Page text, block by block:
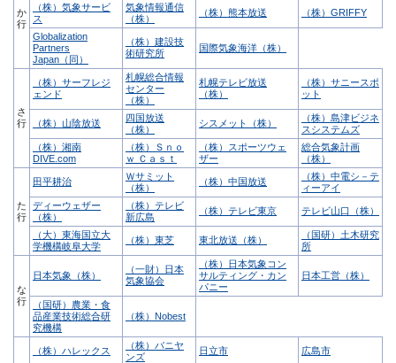
か
行
（株）気象サービ
ス
気象情報通信
（株）
（株）熊本放送 （株）GRIFFY
Globalization
Partners
Japan（同）
（株）建設技
術研究所
国際気象海洋（株）
さ
行
（株）サーフレジ
ェンド
札幌総合情報
センター
（株）
札幌テレビ放送
（株）
（株）サニースポ
ット
（株）山陰放送
四国放送
（株）
シスメット（株）
（株）島津ビジネ
スシステムズ
（株）湘南
DIVE.com
（株）Ｓｎｏ
ｗ Ｃａｓｔ
（株）スポーツウェ
ザー
総合気象計画
（株）
た
行
田平耕治
Ｗサミット
（株）
（株）中国放送
（株）中電シ－テ
ィーアイ
ディーウェザー
（株）
（株）テレビ
新広島
（株）テレビ東京 テレビ山口（株）
（大）東海国立大
学機構岐阜大学
（株）東芝 東北放送（株）
（国研）土木研究
所
な
行
日本気象（株）
（一財）日本
気象協会
（株）日本気象コン
サルティング・カン
パニー
日本工営（株）
（国研）農業・食
品産業技術総合研
究機構
（株）Nobest
（株）ハレックス
（株）バニヤ
ンズ
日立市 広島市